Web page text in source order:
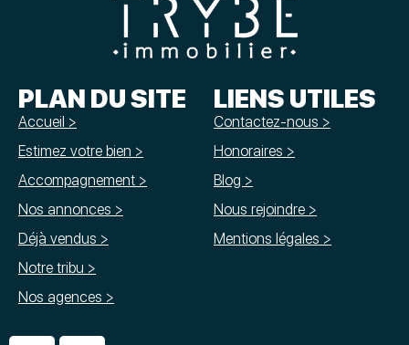
PLAN DU SITE
Accueil >
Estimez votre bien >
Accompagnement >
Nos annonces >
Déjà vendus >
Notre tribu >
Nos agences >
LIENS UTILES
Contactez-nous >
Honoraires >
Blog >
Nous rejoindre >
Mentions légales >